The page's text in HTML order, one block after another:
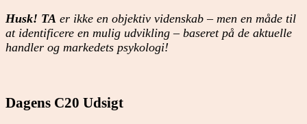
Husk! TA er ikke en objektiv videnskab – men en måde til
at identificere en mulig udvikling – baseret på de aktuelle
handler og markedets psykologi!
Dagens C20 Udsigt